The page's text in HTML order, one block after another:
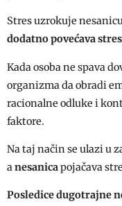
Stres uzrokuje
dodatno povećava
Kada osoba ne spava
organizma da obradi
racionalne odluke i
faktore.
Na taj način se ulazi u
anesanicapojačava
Posledice dugotrajne